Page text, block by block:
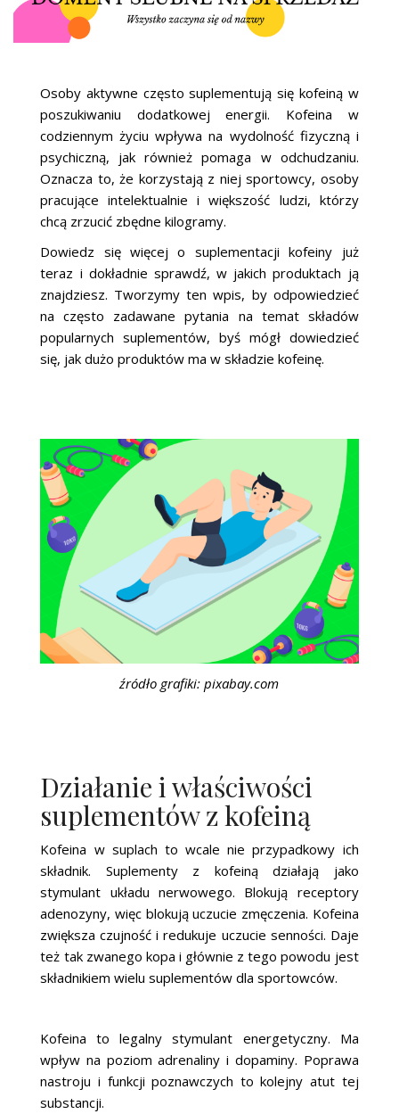
Osoby aktywne często suplementują się kofeiną w
poszukiwaniu dodatkowej energii. Kofeina w
codziennym życiu wpływa na wydolność fizyczną i
psychiczną, jak również pomaga w odchudzaniu.
Oznacza to, że korzystają z niej sportowcy, osoby
pracujące intelektualnie i większość ludzi, którzy
chcą zrzucić zbędne kilogramy.
Dowiedz się więcej o suplementacji kofeiny już
teraz i dokładnie sprawdź, w jakich produktach ją
znajdziesz. Tworzymy ten wpis, by odpowiedzieć
na często zadawane pytania na temat składów
popularnych suplementów, byś mógł dowiedzieć
się, jak dużo produktów ma w składzie kofeinę.
źródło grafiki: pixabay.com
Działanie i właściwości
suplementów z kofeiną
Kofeina w suplach to wcale nie przypadkowy ich
składnik. Suplementy z kofeiną działają jako
stymulant układu nerwowego. Blokują receptory
adenozyny, więc blokują uczucie zmęczenia. Kofeina
zwiększa czujność i redukuje uczucie senności. Daje
też tak zwanego kopa i głównie z tego powodu jest
składnikiem wielu suplementów dla sportowców.
Kofeina to legalny stymulant energetyczny. Ma
wpływ na poziom adrenaliny i dopaminy. Poprawa
nastroju i funkcji poznawczych to kolejny atut tej
substancji.